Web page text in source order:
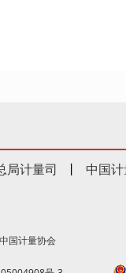
局计量司 丨 中国
国计量协会